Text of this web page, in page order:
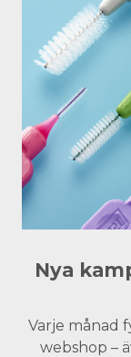
Nya
Varje månad
webshop –